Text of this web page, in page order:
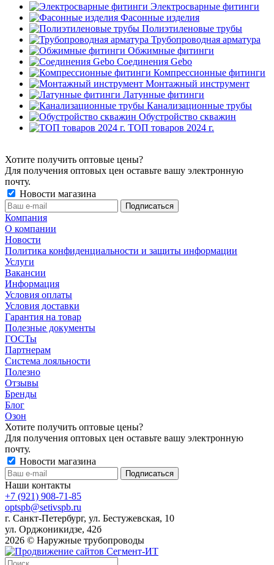
Электросварные фитинги
Фасонные изделия
Полиэтиленовые трубы
Трубопроводная арматура
Обжимные фитинги
Соединения Gebo
Компрессионные фитинги
Монтажный инструмент
Латунные фитинги
Канализационные трубы
Обустройство скважин
ТОП товаров 2024 г.
Хотите получить оптовые цены?
Для получения оптовых цен оставьте вашу электронную
почту.
Новости магазина
Компания
О компании
Новости
Политика конфиденциальности и защиты информации
Услуги
Вакансии
Информация
Условия оплаты
Условия доставки
Гарантия на товар
Полезные документы
ГОСТы
Партнерам
Система лояльности
Полезно
Отзывы
Бренды
Блог
Озон
Хотите получить оптовые цены?
Для получения оптовых цен оставьте вашу электронную
почту.
Новости магазина
Наши контакты
+7 (921) 908-71-85
optspb@setivspb.ru
г. Санкт-Петербург, ул. Бестужевская, 10
ул. Орджоникидзе, 42б
2026 © Наружные трубопроводы